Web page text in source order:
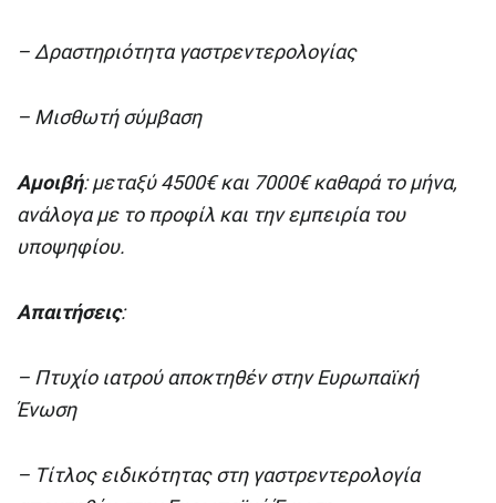
– Δραστηριότητα γαστρεντερολογίας
– Μισθωτή σύμβαση
Αμοιβή: μεταξύ 4500€ και 7000€ καθαρά το μήνα,
ανάλογα με το προφίλ και την εμπειρία του
υποψηφίου.
Απαιτήσεις:
– Πτυχίο ιατρού αποκτηθέν στην Ευρωπαϊκή
Ένωση
– Τίτλος ειδικότητας στη γαστρεντερολογία